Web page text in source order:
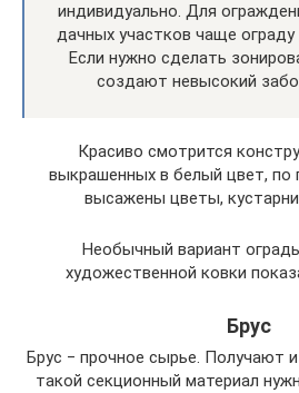
индивидуально. Для
дачных участков чаще
Если нужно сделать
создают невысокий
Красиво смотрится
выкрашенных в белый цвет, по
высажены цветы,
Необычный вариант
художественной ковки
Брус
Брус ‒ прочное сырье. Получают
такой секционный материал